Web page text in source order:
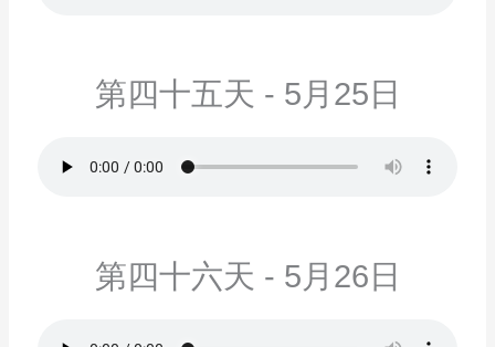
第四十五天 - 5月25日
第四十六天 - 5月26日